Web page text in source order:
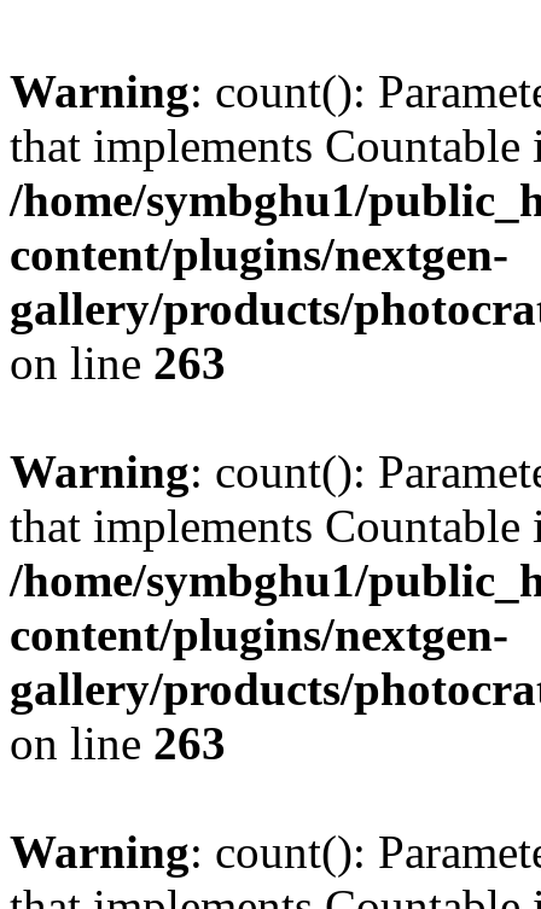
Warning: count():
that implements Countable
/home/symbghu1/
content/plugins/nextgen-
gallery/products/
on line 263
Warning: count():
that implements Countable
/home/symbghu1/
content/plugins/nextgen-
gallery/products/
on line 263
Warning: count():